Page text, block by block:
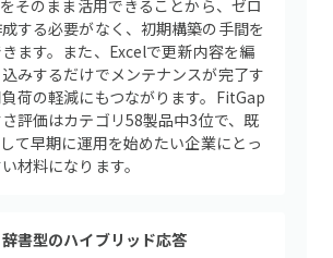
そのまま活用できることから、ゼロ
する必要がなく、初期構築の手間を
ます。また、Excelで更新内容を編
みするだけでメンテナンスが完了す
荷の軽減にもつながります。FitGap
評価はカテゴリ58製品中3位で、既
て早期に運用を始めたい企業にとっ
材料になります。
書型のハイブリッド応答